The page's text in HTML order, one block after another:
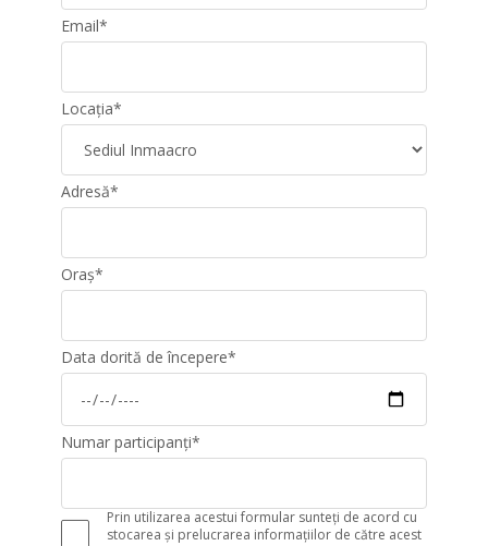
Email*
Locația*
Adresă*
Oraș*
Data dorită de începere*
Numar participanți*
Prin utilizarea acestui formular sunteți de acord cu
stocarea și prelucrarea informațiilor de către acest